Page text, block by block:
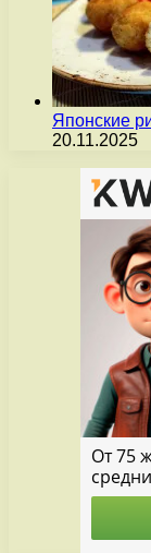
Японские
20.11.2025